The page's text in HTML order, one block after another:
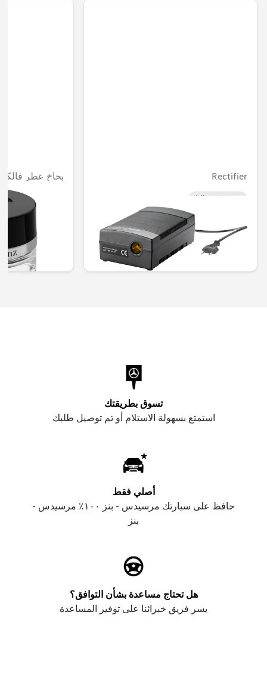
Rectifier
غير متوفر حاليا
KWD 40.000
بخاخ عطر
غير متوفر حاليا
KWD 42.000
تسوق بطريقتك
استمتع بسهولة الاستلام أو تم توصيل طلبك
أصلي فقط
حافظ على سيارتك مرسيدس - بنز ١٠٠٪ مرسيدس -
بنز
هل تحتاج مساعدة بشأن التوافق؟
يسر فريق خبرائنا على توفير المساعدة